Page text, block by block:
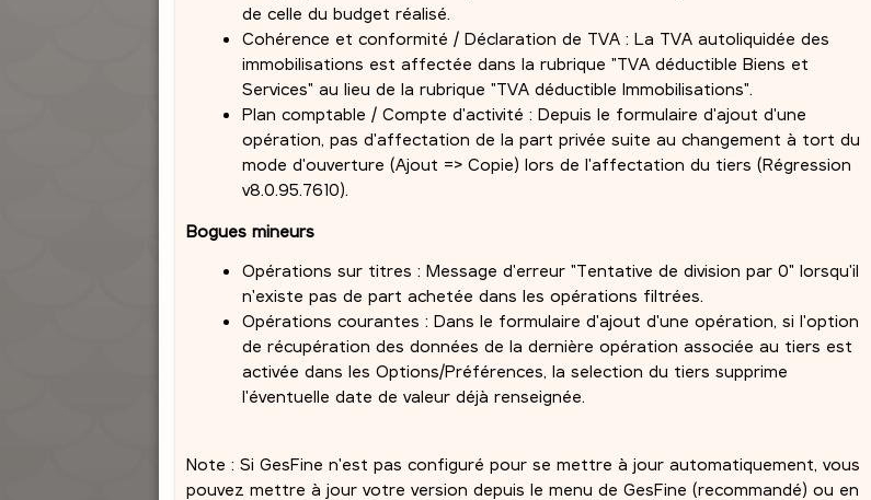
de celle du budget réalisé.
Cohérence et conformité / Déclaration de TVA : La TVA autoliquidée des
immobilisations est affectée dans la rubrique "TVA déductible Biens et
Services" au lieu de la rubrique "TVA déductible Immobilisations".
Plan comptable / Compte d'activité : Depuis le formulaire d'ajout d'une
opération, pas d'affectation de la part privée suite au changement à tort du
mode d'ouverture (Ajout => Copie) lors de l'affectation du tiers (Régression
v8.0.95.7610).
Bogues mineurs
Opérations sur titres : Message d'erreur "Tentative de division par 0" lorsqu'il
n'existe pas de part achetée dans les opérations filtrées.
Opérations courantes : Dans le formulaire d'ajout d'une opération, si l'option
de récupération des données de la dernière opération associée au tiers est
activée dans les Options/Préférences, la selection du tiers supprime
l'éventuelle date de valeur déjà renseignée.
Note : Si GesFine n'est pas configuré pour se mettre à jour automatiquement, vous
pouvez mettre à jour votre version depuis le menu de GesFine (recommandé) ou en